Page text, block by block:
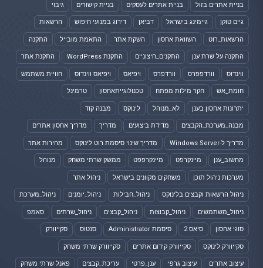
בניית אתרים בזול בניית אתרים לעסקים בניית קישורים גיבוי
גיים טוקן גיימינג בישראל דביאן דירוג במנועי חיפוש הרשאות
הרשאות_רוט השוואת אחסון השקת אתר התאמת מובייל התקנה
התקנה על שרת ענן התקנים_חיצוניים התקנת WordPress התקנת אתר
ווינדוס וורדפפרס וורדפרס ויפיאס ויפיאס ווינדוס חוויית משתמש
חומת_אש חקר מילות מפתח טכנולוגייתאחסון טרמינל
יתרונות אחסון בענן לא_מנוהל לינוקס מבנה קוד
מבנה_מערכת_הקבצים מדידת ביצועים מדריך מדריך אחסון אתרים
מדריך ל-Windows Server מדריך שינוי סיסמת רוט לינוקס מהירות אתר
מחשוב_ענן מיינקרפט מיינקרפפט ממשק שרתי משחק מנוהל
מערכות ניהול תוכן משחקים מקוונים בישראל ניהול אתר
ניהול הרשאות וקבצים בלינוקס ניהול_חבילות ניהול_יומנים ניהול_מערכת
ניהול_משתמשים ניהול_קבוצות ניהול_קבצים ניהול_שרתים סאמפ
סוגי אחסון סיאס 2 סיסמת Administrator סנטוס סקייוורק
סקייוורק לינוקס סקייוורק קידום אתרים סקייוורק שרתי משחק
עיצוב אתרים עיצוב גרפי ענן_פרטי עריכת_קבצים פאנל שרתי משחק